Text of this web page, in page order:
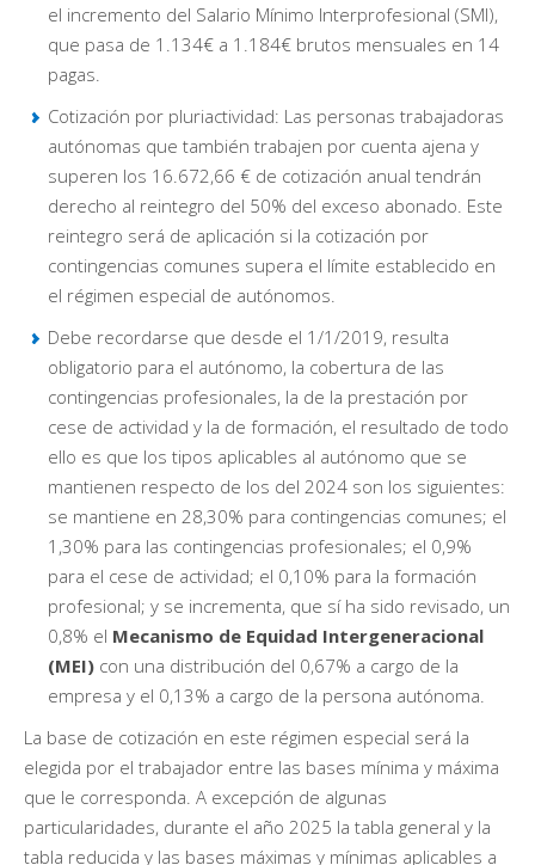
el incremento del Salario Mínimo Interprofesional (SMI),
que pasa de 1.134€ a 1.184€ brutos mensuales en 14
pagas.
Cotización por pluriactividad: Las personas trabajadoras
autónomas que también trabajen por cuenta ajena y
superen los 16.672,66 € de cotización anual tendrán
derecho al reintegro del 50% del exceso abonado. Este
reintegro será de aplicación si la cotización por
contingencias comunes supera el límite establecido en
el régimen especial de autónomos.
Debe recordarse que desde el 1/1/2019, resulta
obligatorio para el autónomo, la cobertura de las
contingencias profesionales, la de la prestación por
cese de actividad y la de formación, el resultado de todo
ello es que los tipos aplicables al autónomo que se
mantienen respecto de los del 2024 son los siguientes:
se mantiene en 28,30% para contingencias comunes; el
1,30% para las contingencias profesionales; el 0,9%
para el cese de actividad; el 0,10% para la formación
profesional; y se incrementa, que sí ha sido revisado, un
0,8% el Mecanismo de Equidad Intergeneracional
(MEI) con una distribución del 0,67% a cargo de la
empresa y el 0,13% a cargo de la persona autónoma.
La base de cotización en este régimen especial será la
elegida por el trabajador entre las bases mínima y máxima
que le corresponda. A excepción de algunas
particularidades, durante el año 2025 la tabla general y la
tabla reducida y las bases máximas y mínimas aplicables a